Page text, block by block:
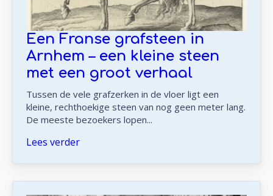
Een Franse grafsteen in
Arnhem – een kleine steen
met een groot verhaal
Tussen de vele grafzerken in de vloer ligt een
kleine, rechthoekige steen van nog geen meter lang.
De meeste bezoekers lopen...
Lees verder